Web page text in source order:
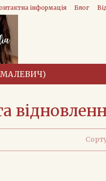
інформація Блог